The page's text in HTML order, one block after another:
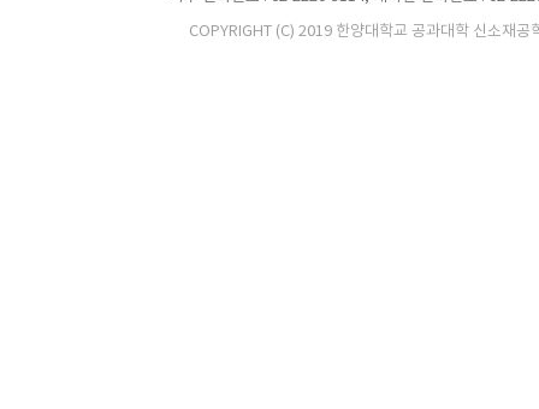
COPYRIGHT (C) 2019 한양대학교 공과대학 신소재